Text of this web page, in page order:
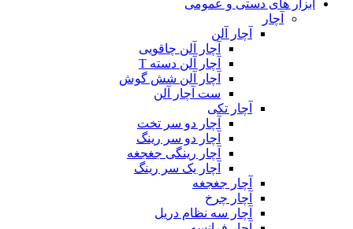
ابزار های دستی و عمومی
آچار
آچار آلن
آچار آلن چاقویی
آچار آلن دسته T
آچار آلن شش گوش
ست آچار آلن
آچار تکی
آچار دو سر تخت
آچار دو سر رینگ
آچار رینگی جغجغه
آچار یک سر رینگ
آچار جغجغه
آچار چرخ
آچار سه نظام دریل